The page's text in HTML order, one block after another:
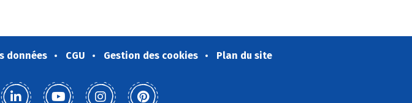
données CGU Gestion des cookies Plan du site